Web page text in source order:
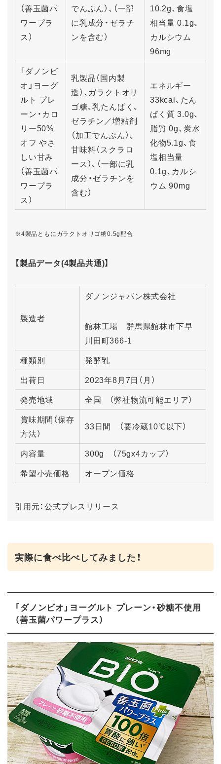
（善玉菌パ
ワープラ
ス）
でんぷん）、（一部
に乳成分・ゼラチ
ンを含む）
10.2g、食塩
相当量 0.1g、
カルシウム
96mg
「ダノンビ
オ」ヨーグ
ルト プレ
ーン・カロ
リー50%
オフ やさ
しい甘み
（善玉菌パ
ワープラ
ス）
乳製品（国内製
造）、ガラクトオリ
ゴ糖、乳たんぱく、
ゼラチン／増粘剤
（加工でんぷん）、
甘味料（スクラロ
ース）、（一部に乳
成分・ゼラチンを
含む）
エネルギー
33kcal、たん
ぱく質 3.0g、
脂質 0g、炭水
化物5.1g、食
塩相当量
0.1g、カルシ
ウム 90mg
※4製品ともにガラクトオリゴ糖0.5g配合
【製品データ(4製品共通)】
製造者
ダノンジャパン株式会社
館林工場 群馬県館林市下早
川田町366-1
種類別
発酵乳
出荷日
2023年8月7日（月）
発売地域
全国 （弊社物流可能エリア）
賞味期間（保存
方法）
33日間 （要冷蔵10℃以下）
内容量
300g （75gx4カップ）
希望小売価格
オープン価格
引用元：公式プレスリリース
実際に食べ比べしてみました！
「ダノンビオ」ヨーグルト プレーン・砂糖不使用
（善玉菌パワープラス）